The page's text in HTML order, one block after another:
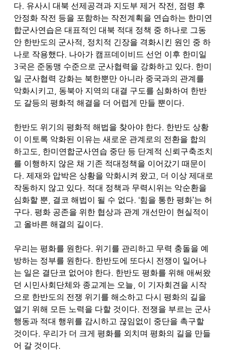
다. 유사시 대북 선제공격과 지도부 제거 작전
점령 후
안정화 작전 등을 포함하는 작전계획을 연습하는 한미연
합군사연습은 대표적인 대북 적대 정책 중 하나로 그동
안 한반도의 군사적
정치적 긴장을 격화시킨 원인 중 하
나로 작용했다. 나아가 캠프데이비드 선언 이후 한미일
3국은 준동맹 수준으로 군사협력을 강화하고 있다. 한미
일 군사협력 강화는 북한뿐만 아니라 중국과의 관계를
악화시키고
동북아 지역의 대결 구도를 심화하여 한반
도 갈등의 평화적 해결을 더 어렵게 만들 뿐이다.
한반도 위기의 평화적 해법을 찾아야 한다. 한반도 상황
이 이토록 악화된 이유는 새로운 관계로의 전환을 합의
하고도
한미연합군사연습 중단 등 단계적 신뢰구축조치
를 이행하지 않은 채 기존 적대정책을 이어갔기 때문이
다. 제재와 압박은 상황을 악화시켜 왔고
더 이상 제대로
작동하지 않고 있다. 적대 정책과 무력시위는 악순환을
심화할 뿐
결코 해법이 될 수 없다. ‘힘을 통한 평화’는 허
구다. 평화 공존을 위한 협상과 관계 개선만이 현실적이
고 올바른 해결의 길이다.
우리는 평화를 원한다. 위기를 관리하고 무력 충돌을 예
방하는 정부를 원한다. 한반도에 또다시 전쟁이 일어나
는 일은 결단코 없어야 한다. 한반도 평화를 위해 애써왔
던 시민사회단체와 종교계는 오늘
이 기자회견을 시작
으로 한반도의 전쟁 위기를 해소하고 다시 평화의 길을
열기 위해 모든 노력을 다할 것이다. 전쟁을 부르는 군사
행동과 적대 행위를 감시하고 끊임없이 중단을 촉구할
것이다. 우리가 더 크게 평화를 외치며 평화의 길을 만들
어 갈 것이다.